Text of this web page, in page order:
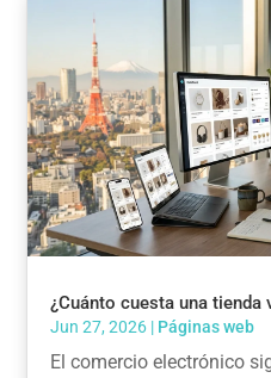
¿Cuánto cuesta una tienda
Jun 27, 2026 | Páginas web
El comercio electrónico